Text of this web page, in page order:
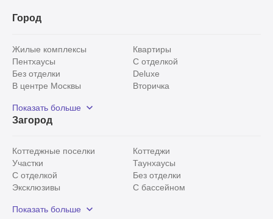
Город
Жилые комплексы
Квартиры
Пентхаусы
С отделкой
Без отделки
Deluxe
В центре Москвы
Вторичка
Рядом с парком
С панорамными окнами
Показать больше
Загород
Коттеджные поселки
Коттеджи
Участки
Таунхаусы
С отделкой
Без отделки
Эксклюзивы
С бассейном
Красногорский район
Показать больше